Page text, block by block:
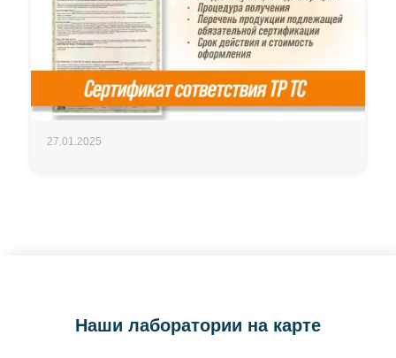
27.01.2025
Наши лаборатории на карте